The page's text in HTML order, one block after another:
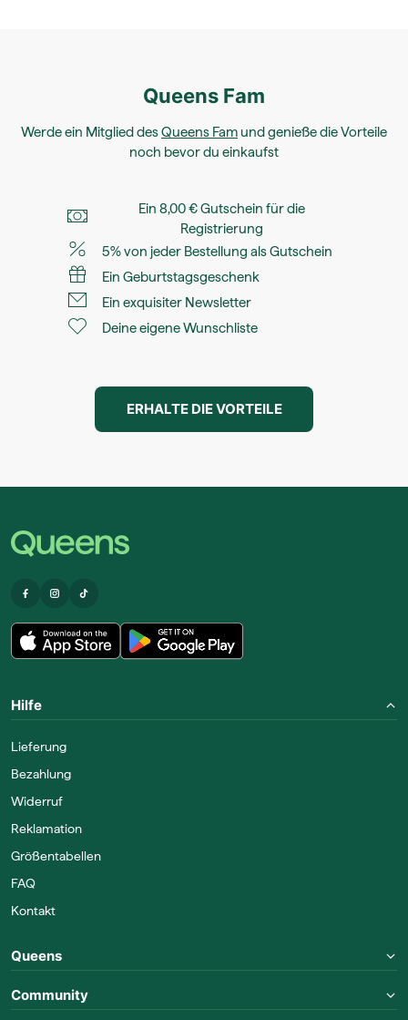
Queens Fam
Werde ein Mitglied desQueens Fam und genieße die Vorteile
noch bevor du einkaufst
Ein 8,00 € Gutschein für die
Registrierung
5% von jeder Bestellung als Gutschein
Ein Geburtstagsgeschenk
Ein exquisiter Newsletter
Deine eigene Wunschliste
ERHALTE DIE VORTEILE
Hilfe
Lieferung
Bezahlung
Widerruf
Reklamation
Größentabellen
FAQ
Kontakt
Queens
Community